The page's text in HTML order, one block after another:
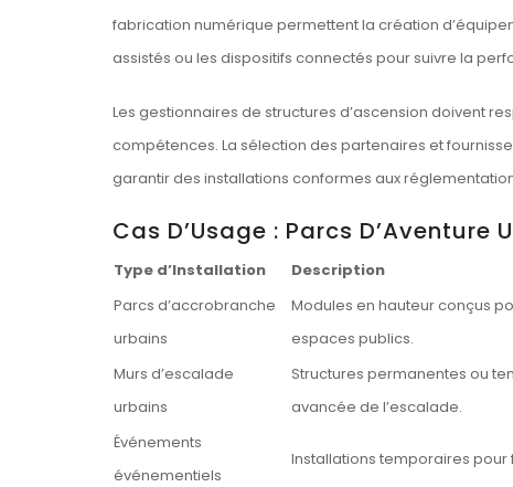
fabrication numérique permettent la création
assistés ou les dispositifs connectés pour suivre la
Les gestionnaires de structures d’ascension doivent
compétences. La sélection des partenaires et
garantir des installations conformes aux
Cas D’Usage : Parcs
Type d’Installation Description
Parcs d’accrobranche
urbains
Modules en hauteur conçus
espaces publics.
Murs d’escalade
urbains
Structures permanentes ou
avancée de l’escalade.
Événements
événementiels
Installations temporaires pour